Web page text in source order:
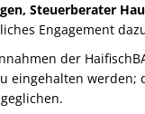
Steuerberater
Engagement
der
eingehalten